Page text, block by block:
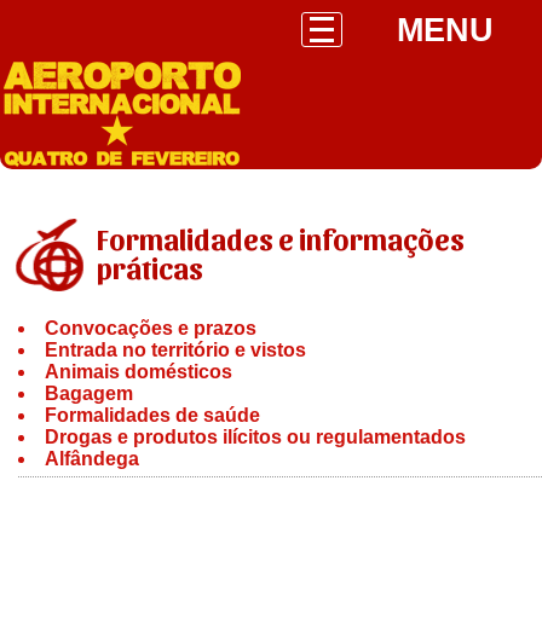
MENU
Formalidades e informações
práticas
Convocações e prazos
Entrada no território e vistos
Animais domésticos
Bagagem
Formalidades de saúde
Drogas e produtos ilícitos ou regulamentados
Alfândega